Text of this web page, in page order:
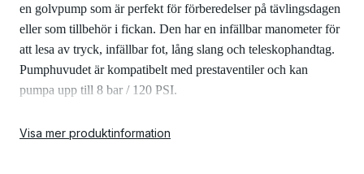
en golvpump som är perfekt för förberedelser på tävlingsdagen
eller som tillbehör i fickan. Den har en infällbar manometer för
att lesa av tryck, infällbar fot, lång slang och teleskophandtag.
Pumphuvudet är kompatibelt med prestaventiler och kan
pumpa upp till 8 bar / 120 PSI.
Egenskaper:
Visa mer produktinformation